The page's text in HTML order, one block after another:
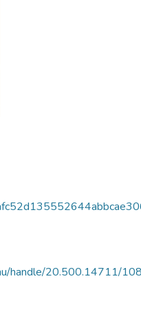
handle/20.500.14711/